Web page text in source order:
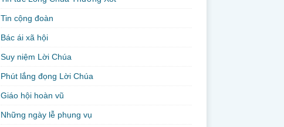
Tin cộng đoàn
Bác ái xã hội
Suy niệm Lời Chúa
Phút lắng đọng Lời Chúa
Giáo hội hoàn vũ
Những ngày lễ phụng vụ